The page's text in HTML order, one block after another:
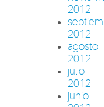
2012
2012
agosto
2012
julio
2012
junio